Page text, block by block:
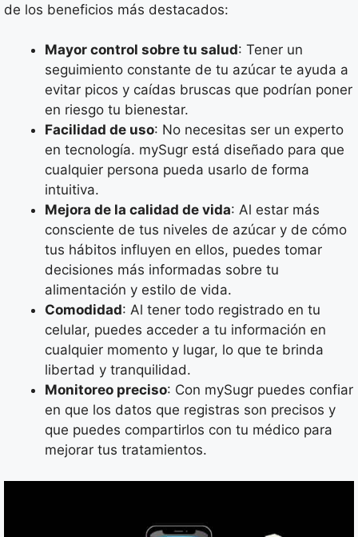
de los beneficios más destacados:
Mayor control sobre tu salud: Tener un
seguimiento constante de tu azúcar te ayuda a
evitar picos y caídas bruscas que podrían poner
en riesgo tu bienestar.
Facilidad de uso: No necesitas ser un experto
en tecnología. mySugr está diseñado para que
cualquier persona pueda usarlo de forma
intuitiva.
Mejora de la calidad de vida: Al estar más
consciente de tus niveles de azúcar y de cómo
tus hábitos influyen en ellos, puedes tomar
decisiones más informadas sobre tu
alimentación y estilo de vida.
Comodidad: Al tener todo registrado en tu
celular, puedes acceder a tu información en
cualquier momento y lugar, lo que te brinda
libertad y tranquilidad.
Monitoreo preciso: Con mySugr puedes confiar
en que los datos que registras son precisos y
que puedes compartirlos con tu médico para
mejorar tus tratamientos.